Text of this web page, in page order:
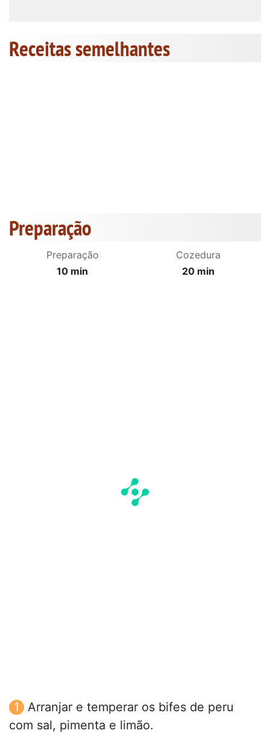
Receitas semelhantes
Preparação
Preparação
10 min
Cozedura
20 min
Arranjar e temperar os bifes de peru
com sal, pimenta e limão.